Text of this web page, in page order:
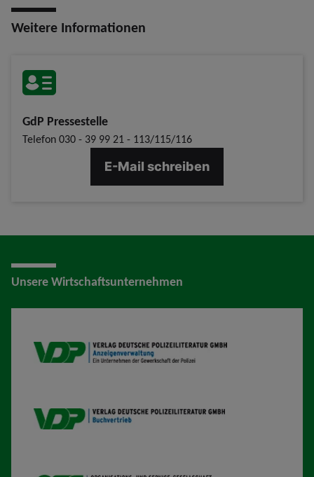
Weitere Informationen
GdP Pressestelle
Telefon 030 - 39 99 21 - 113/115/116
E-Mail schreiben
Unsere Wirtschaftsunternehmen
VDP AV
VDP B